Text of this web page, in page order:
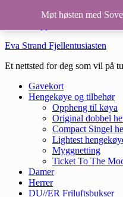
Hopp til hovedinnhold
Eva Strand Fjellentusiasten
Et nettsted for deg som vil på
Gavekort
Hengekøye og tilbehør
Oppheng til køya
Original dobbel
Compact Singel
Lightest
Myggnetting
Ticket To The
Damer
Herrer
DU//ER Friluftsbukser
Møt høsten med